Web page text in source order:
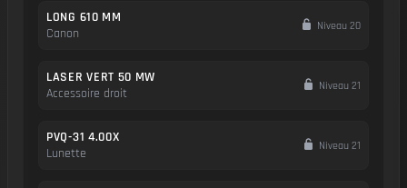
LONG 610 MM
Canon
Niveau 20
LASER VERT 50 MW
Accessoire droit
Niveau 21
PVQ-31 4.00X
Lunette
Niveau 21